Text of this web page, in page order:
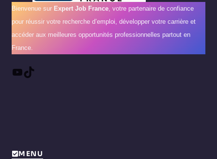
Bienvenue sur Expert Job France , votre partenaire de confiance
pour réussir votre recherche d’emploi, développer votre carrière et
accéder aux meilleures opportunités professionnelles partout en
France.
YouTube
TikTok
MENU